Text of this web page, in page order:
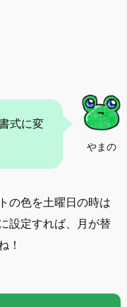
やまの
式に変
の色を土曜日の時は
設定すれば、月が替
！